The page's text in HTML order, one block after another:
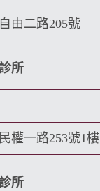
由二路205號
所
權一路253號1樓
所